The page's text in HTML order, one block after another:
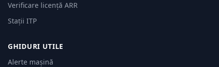
Verificare licență ARR
Stații ITP
GHIDURI UTILE
Alerte mașină